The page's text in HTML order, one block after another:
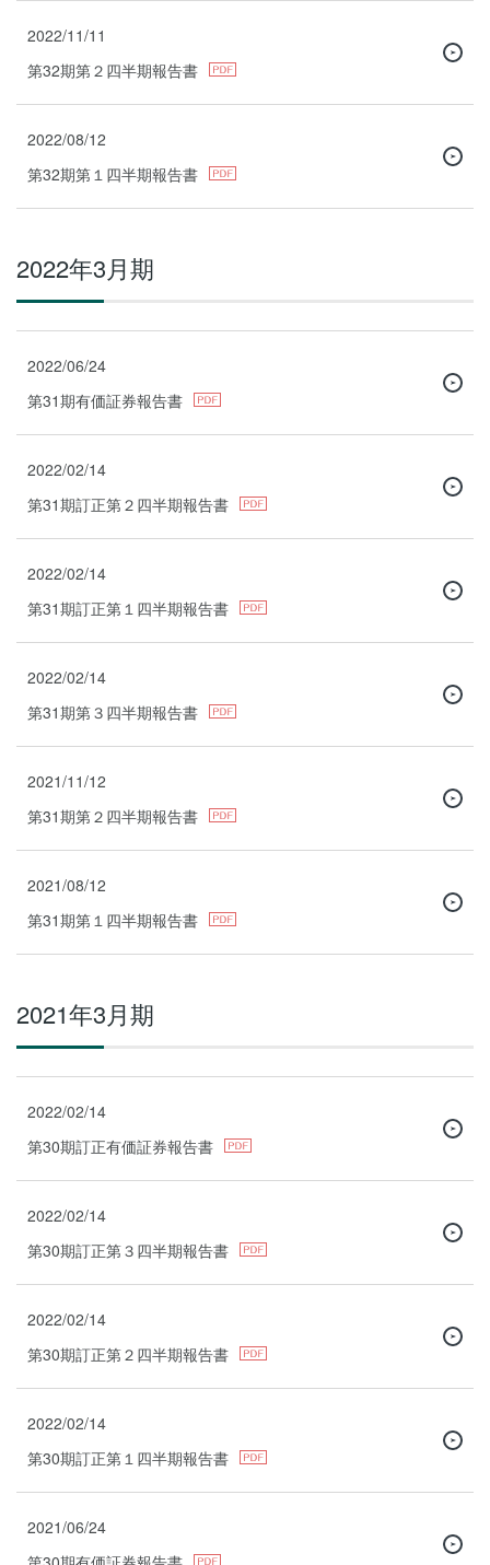
2022/11/11
第32期第２四半期報告書
2022/08/12
第32期第１四半期報告書
2022年3月期
2022/06/24
第31期有価証券報告書
2022/02/14
第31期訂正第２四半期報告書
2022/02/14
第31期訂正第１四半期報告書
2022/02/14
第31期第３四半期報告書
2021/11/12
第31期第２四半期報告書
2021/08/12
第31期第１四半期報告書
2021年3月期
2022/02/14
第30期訂正有価証券報告書
2022/02/14
第30期訂正第３四半期報告書
2022/02/14
第30期訂正第２四半期報告書
2022/02/14
第30期訂正第１四半期報告書
2021/06/24